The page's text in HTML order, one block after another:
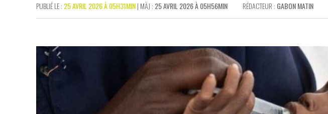
PUBLIÉ LE : 25 AVRIL 2026 À 05H31MIN| MÀJ : 25 AVRIL 2026 À 05H56MIN RÉDACTEUR : GABON MATIN